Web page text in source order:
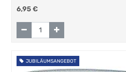
spülmaschinengeeignet
6,95€
JUBILÄUMSANGEBOT